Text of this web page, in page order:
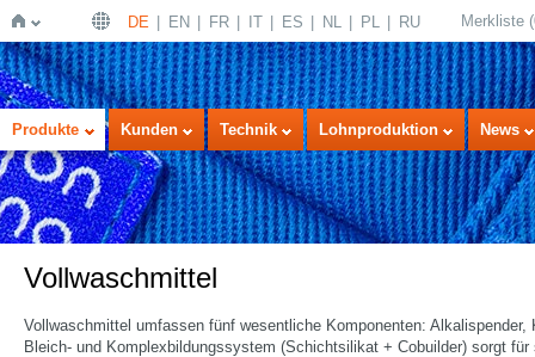
Startseite
DE EN FR IT ES NL PL RU Merkliste (
Produkte Kunden Technik Lohnproduktion News
Vollwaschmittel
Vollwaschmittel umfassen fünf wesentliche Komponenten:
Bleich- und Komplexbildungssystem (Schichtsilikat + Cobuilder) sorgt